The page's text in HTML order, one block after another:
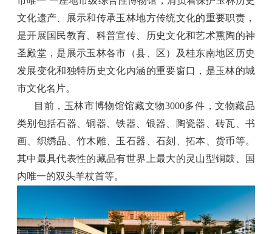
文化遗产、展示和传承玉林地方传统文化的重要职责，
是开展国民教育、科普宣传、历史文化和艺术熏陶的神
圣殿堂，是展示玉林各市（县、区）及桂东南地区历史
发展变化和独特历史文化内涵的重要窗口，是玉林的城
市文化名片。
目前，玉林市博物馆馆藏文物3000多件，文物藏品
类别包括石器、铜器、铁器、银器、陶瓷器、砖瓦、书
画、织绣品、竹木雕、玉石器、石刻、拓本、货币等。
其中最具代表性的藏品有世界上最大的灵山型铜鼓、国
内唯一的双头羊杖首等。